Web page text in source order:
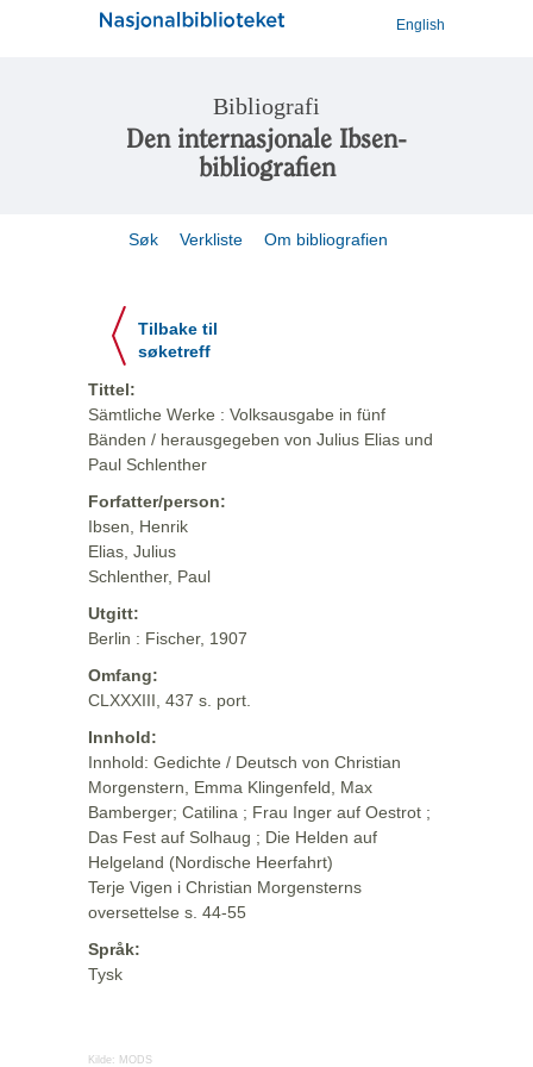
English
Bibliografi
Den internasjonale Ibsen-
bibliografien
Søk Verkliste Om bibliografien
Tilbake til
søketreff
Tittel:
Sämtliche Werke : Volksausgabe in fünf
Bänden / herausgegeben von Julius Elias und
Paul Schlenther
Forfatter/person:
Ibsen, Henrik
Elias, Julius
Schlenther, Paul
Utgitt:
Berlin : Fischer, 1907
Omfang:
CLXXXIII, 437 s. port.
Innhold:
Innhold: Gedichte / Deutsch von Christian
Morgenstern, Emma Klingenfeld, Max
Bamberger; Catilina ; Frau Inger auf Oestrot ;
Das Fest auf Solhaug ; Die Helden auf
Helgeland (Nordische Heerfahrt)
Terje Vigen i Christian Morgensterns
oversettelse s. 44-55
Språk:
Tysk
Kilde: MODS